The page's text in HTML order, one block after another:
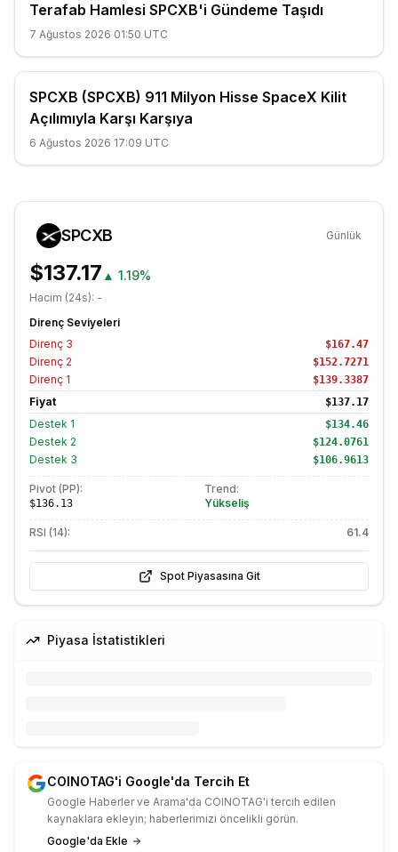
Terafab Hamlesi SPCXB'i Gündeme Taşıdı
7 Ağustos 2026 01:50 UTC
SPCXB (SPCXB) 911 Milyon Hisse SpaceX Kilit
Açılımıyla Karşı Karşıya
6 Ağustos 2026 17:09 UTC
SPCXB Günlük
$137.17 ▲ 1.19%
Hacim (24s): -
Direnç Seviyeleri
Direnç 3 $167.47
Direnç 2 $152.7271
Direnç 1 $139.3387
Fiyat $137.17
Destek 1 $134.46
Destek 2 $124.0761
Destek 3 $106.9613
Pivot (PP):
$136.13
Trend:
Yükseliş
RSI (14): 61.4
Spot Piyasasına Git
Piyasa İstatistikleri
COINOTAG'i Google'da Tercih Et
Google Haberler ve Arama'da COINOTAG'i tercih edilen
kaynaklara ekleyin; haberlerimizi öncelikli görün.
Google'da Ekle